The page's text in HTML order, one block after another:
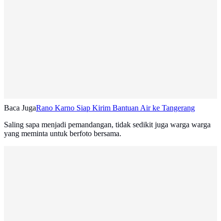
Baca JugaRano Karno Siap Kirim Bantuan Air ke Tangerang
Saling sapa menjadi pemandangan, tidak sedikit juga warga warga
yang meminta untuk berfoto bersama.